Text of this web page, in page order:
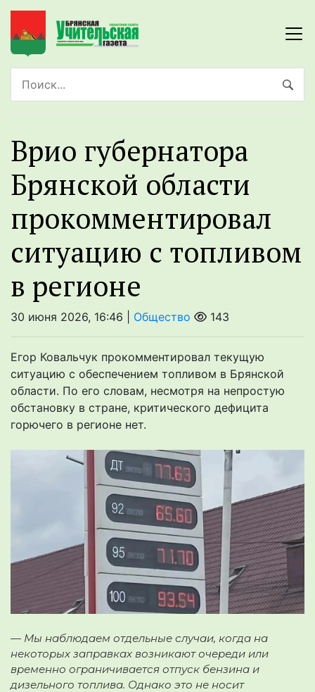
Врио губернатора
Брянской области
прокомментировал
ситуацию с топливом
в регионе
30 июня 2026, 16:46 | Общество 143
Егор Ковальчук прокомментировал текущую
ситуацию с обеспечением топливом в Брянской
области. По его словам, несмотря на непростую
обстановку в стране, критического дефицита
горючего в регионе нет.
— Мы наблюдаем отдельные случаи, когда на
некоторых заправках возникают очереди или
временно ограничивается отпуск бензина и
дизельного топлива. Однако это не носит